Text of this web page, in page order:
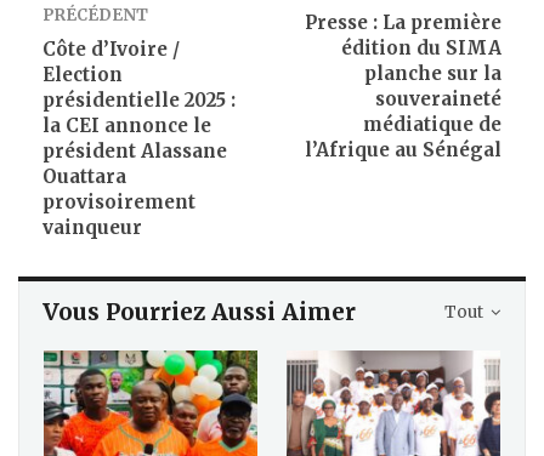
PRÉCÉDENT
Côte d’Ivoire /
Election
présidentielle 2025 :
la CEI annonce le
président Alassane
Ouattara
provisoirement
vainqueur
Presse : La première
édition du SIMA
planche sur la
souveraineté
médiatique de
l’Afrique au Sénégal
Tout
Vous Pourriez Aussi Aimer